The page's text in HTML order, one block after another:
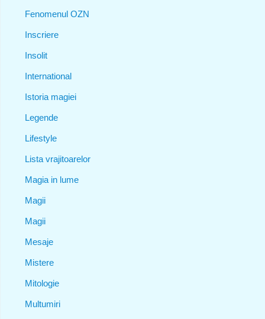
Fenomenul OZN
Inscriere
Insolit
International
Istoria magiei
Legende
Lifestyle
Lista vrajitoarelor
Magia in lume
Magii
Magii
Mesaje
Mistere
Mitologie
Multumiri